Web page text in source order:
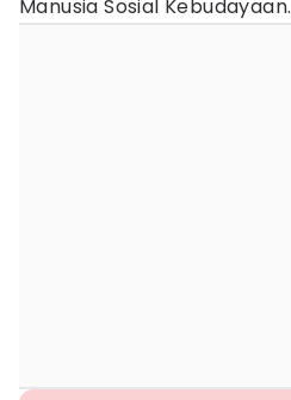
Manusia Sosial Kebudayaan.